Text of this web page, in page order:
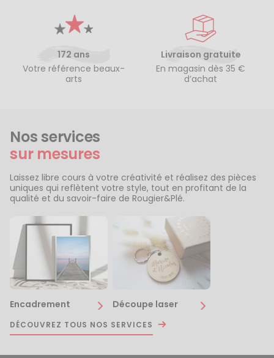
172 ans
Votre référence beaux-
arts
Livraison gratuite
En magasin dès 35 €
d’achat
Nos services
sur mesures
Laissez libre cours à votre créativité et réalisez des pièces
uniques qui reflètent votre style, tout en profitant de la
qualité et du savoir-faire de Rougier&Plé.
Encadrement Découpe laser
DÉCOUVREZ TOUS NOS SERVICES